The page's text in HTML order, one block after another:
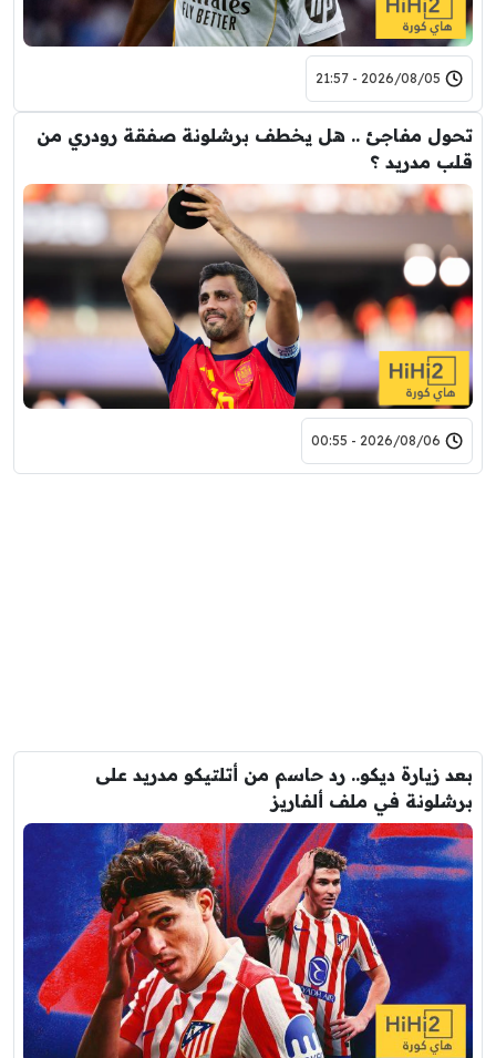
2026/08/05 - 21:57
تحول مفاجئ .. هل يخطف برشلونة صفقة رودري من
قلب مدريد ؟
2026/08/06 - 00:55
بعد زيارة ديكو.. رد حاسم من أتلتيكو مدريد على
برشلونة في ملف ألفاريز